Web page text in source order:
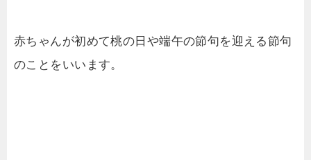
赤ちゃんが初めて桃の日や端午の節句を迎える節句
のことをいいます。